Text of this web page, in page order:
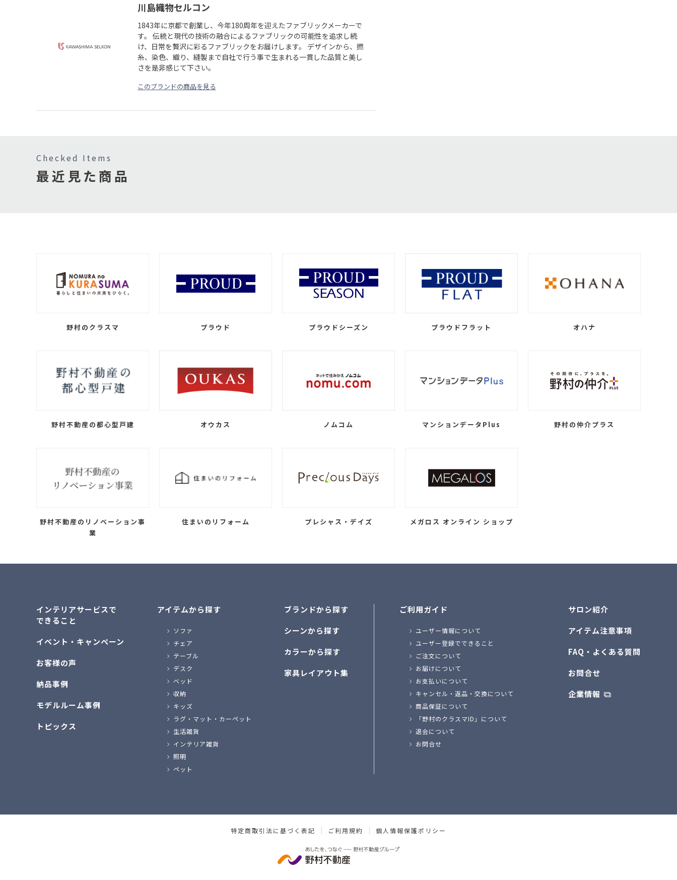
川島織物セルコン
1843年に京都で創業し、今年180周年を迎えたファブリックメーカーで
す。 伝統と現代の技術の融合によるファブリックの可能性を追求し続
け、日常を贅沢に彩るファブリックをお届けします。 デザインから、撚
糸、染色、織り、縫製まで自社で行う事で生まれる一貫した品質と美し
さを是非感じて下さい。
このブランドの商品を見る
Checked Items
最近見た商品
野村のクラスマ プラウド プラウドシーズン プラウドフラット オハナ
野村不動産の都心型戸建 オウカス ノムコム マンションデータPlus 野村の仲介プラス
野村不動産のリノベーション事
業
住まいのリフォーム プレシャス・デイズ メガロス オンライン ショップ
インテリアサービスで
できること
イベント・キャンペーン
お客様の声
納品事例
モデルルーム事例
トピックス
アイテムから探す
ソファ
チェア
テーブル
デスク
ベッド
収納
キッズ
ラグ・マット・カーペット
生活雑貨
インテリア雑貨
照明
ペット
ブランドから探す
シーンから探す
カラーから探す
家具レイアウト集
ご利用ガイド
ユーザー情報について
ユーザー登録でできること
ご注文について
お届けについて
お支払いについて
キャンセル・返品・交換について
商品保証について
「野村のクラスマID」について
退会について
お問合せ
サロン紹介
アイテム注意事項
FAQ・よくある質問
お問合せ
企業情報
特定商取引法に基づく表記 ご利用規約 個人情報保護ポリシー